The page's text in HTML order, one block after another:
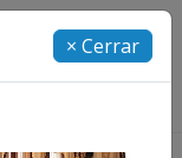
× Cerrar